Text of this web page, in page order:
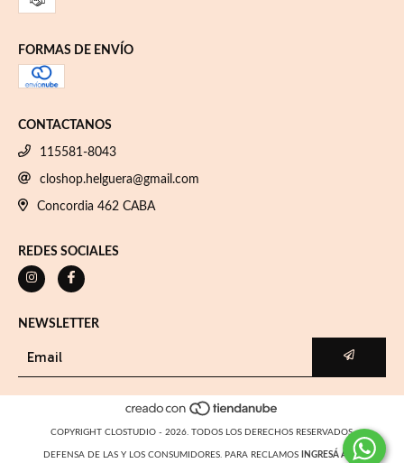
FORMAS DE ENVÍO
CONTACTANOS
115581-8043
closhop.helguera@gmail.com
Concordia 462 CABA
REDES SOCIALES
NEWSLETTER
COPYRIGHT CLOSTUDIO - 2026. TODOS LOS DERECHOS RESERVADOS.
DEFENSA DE LAS Y LOS CONSUMIDORES. PARA RECLAMOS INGRESÁ ACÁ.